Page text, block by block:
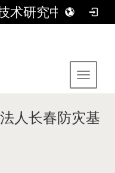
术研究中心
Toggle
人长春防灾基